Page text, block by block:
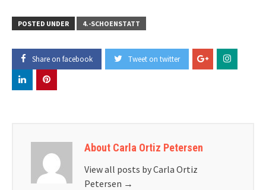
POSTED UNDER 4.-SCHOENSTATT
Share on facebook Tweet on twitter
About Carla Ortiz Petersen
View all posts by Carla Ortiz
Petersen →